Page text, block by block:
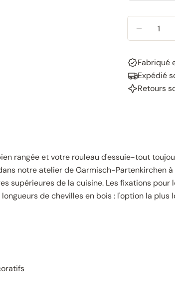
Fabriqué
Expédié
Retours
rangée et votre rouleau d'essuie-tout
notre atelier de Garmisch-Partenkirchen
supérieures de la cuisine. Les fixations
de chevilles en bois : l'option la